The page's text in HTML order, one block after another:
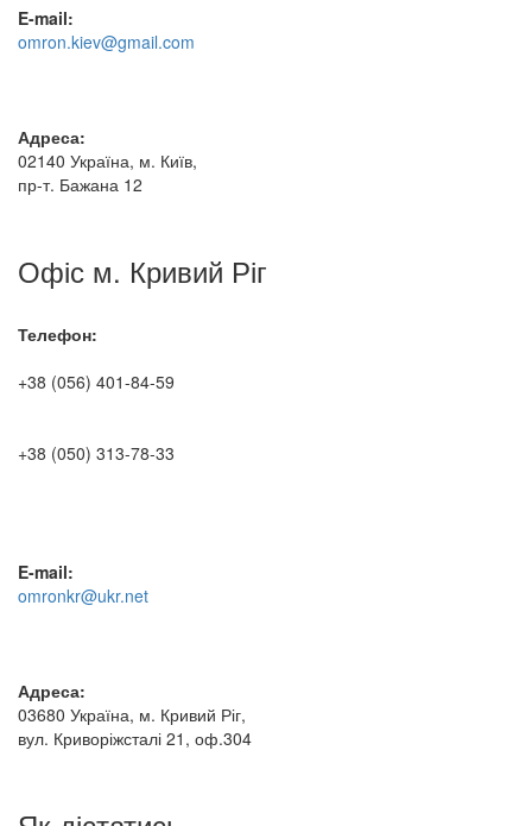
E-mail:
omron.kiev@gmail.com
Адреса:
02140 Україна, м. Київ,
пр-т. Бажана 12
Офіс м. Кривий Ріг
Телефон:
+38 (056) 401-84-59
+38 (050) 313-78-33
E-mail:
omronkr@ukr.net
Адреса:
03680 Україна, м. Кривий Ріг,
вул. Криворіжсталі 21, оф.304